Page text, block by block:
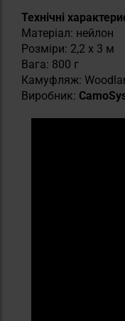
Технічні
Матеріал: нейлон
Розміри: 2,2 x 3 м
Вага: 800 г
Камуфляж:
Виробник: